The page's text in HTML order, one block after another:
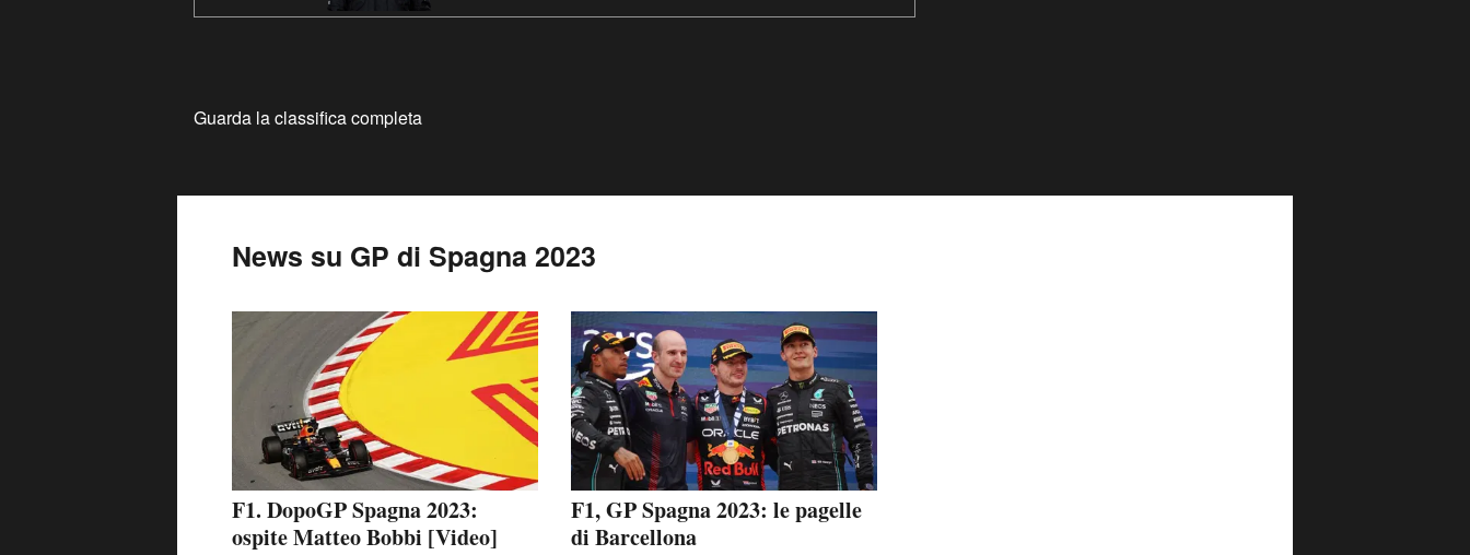
Guarda la classifica completa
News su GP di Spagna 2023
F1. DopoGP Spagna 2023:
ospite Matteo Bobbi [Video]
F1, GP Spagna 2023: le pagelle
di Barcellona